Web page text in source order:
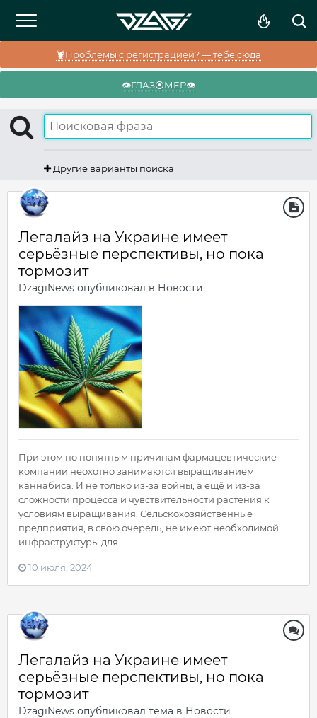
🦞Проблемы с регистрацией? — тебе сюда
👁️ГЛАЗ⦿МЕР👁️
Другие варианты поиска
Легалайз на Украине имеет
серьёзные перспективы, но пока
тормозит
DzagiNews опубликовал в Новости
При этом по понятным причинам фармацевтические
компании неохотно занимаются выращиванием
каннабиса. И не только из-за войны, а ещё и из-за
сложности процесса и чувствительности растения к
условиям выращивания. Сельскохозяйственные
предприятия, в свою очередь, не имеют необходимой
инфраструктуры для...
10 июля, 2024
Легалайз на Украине имеет
серьёзные перспективы, но пока
тормозит
DzagiNews опубликовал тема в Новости